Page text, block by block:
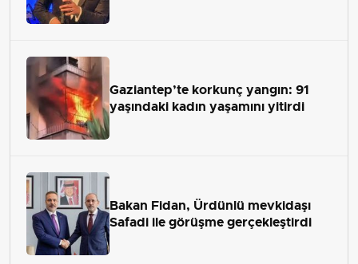
Gaziantep’te korkunç yangın: 91
yaşındaki kadın yaşamını yitirdi
Bakan Fidan, Ürdünlü mevkidaşı
Safadi ile görüşme gerçekleştirdi